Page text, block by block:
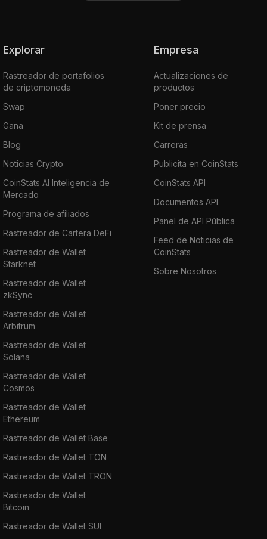
Explorar
Rastreador de portafolios
de criptomoneda
Swap
Gana
Blog
Noticias Crypto
CoinStats AI Inteligencia de
Mercado
Programa de afiliados
Rastreador de Cartera DeFi
Rastreador de Wallet
Starknet
Rastreador de Wallet
zkSync
Rastreador de Wallet
Arbitrum
Rastreador de Wallet
Solana
Rastreador de Wallet
Cosmos
Rastreador de Wallet
Ethereum
Rastreador de Wallet Base
Rastreador de Wallet TON
Rastreador de Wallet TRON
Rastreador de Wallet
Bitcoin
Rastreador de Wallet SUI
Empresa
Actualizaciones de
productos
Poner precio
Kit de prensa
Carreras
Publicita en CoinStats
CoinStats API
Documentos API
Panel de API Pública
Feed de Noticias de
CoinStats
Sobre Nosotros